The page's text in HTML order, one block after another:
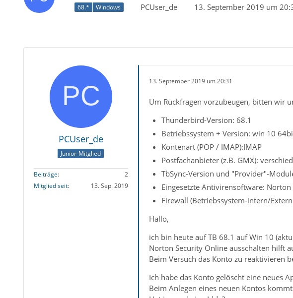
68.* Windows PCUser_de 13. September 2019 um
PCUser_de
Junior-Mitglied
Beiträge
2
Mitglied seit
13. Sep. 2019
13. September 2019 um 20:31
Um Rückfragen vorzubeugen, bitten wir
Thunderbird-Version: 68.1
Betriebssystem + Version: win 10
Kontenart (POP / IMAP):IMAP
Postfachanbieter (z.B. GMX):
TbSync-Version und "Provider"-
Eingesetzte Antivirensoftware:
Firewall (Betriebssystem-intern/
Hallo,
ich bin heute auf TB 68.1 auf Win 10
Norton Security Online ausschalten hilft
Beim Versuch das Konto zu reaktivieren
Ich habe das Konto gelöscht eine neues
Beim Anlegen eines neuen Kontos